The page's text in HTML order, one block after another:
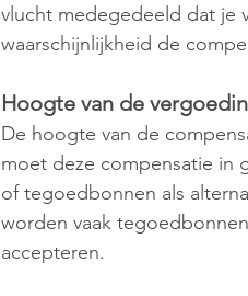
vlucht medegedeeld dat je
waarschijnlijkheid de
Hoogte van de
De hoogte van de
moet deze compensatie in
of tegoedbonnen als
worden vaak
accepteren.